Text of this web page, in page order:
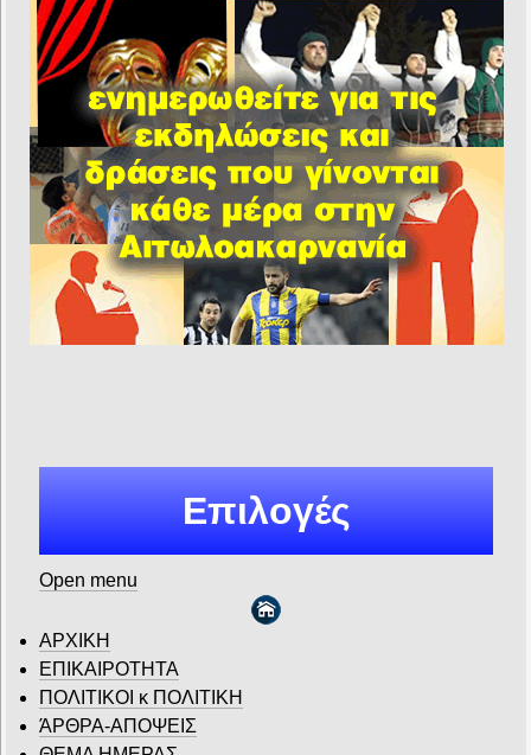
Επιλογές
Open menu
ΑΡΧΙΚΗ
ΕΠΙΚΑΙΡΟΤΗΤΑ
ΠΟΛΙΤΙΚΟΙ κ ΠΟΛΙΤΙΚΗ
ΆΡΘΡΑ-ΑΠΟΨΕΙΣ